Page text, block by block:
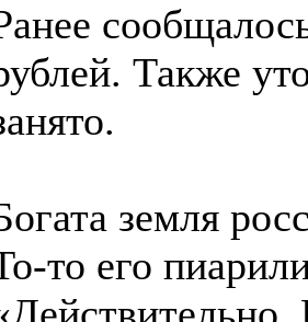
Также
земля
то его